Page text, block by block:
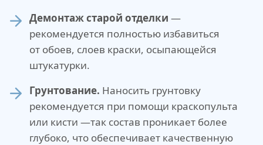
Демонтаж старой отделки —
рекомендуется полностью избавиться
от обоев, слоев краски, осыпающейся
штукатурки.
Грунтование. Наносить грунтовку
рекомендуется при помощи краскопульта
или кисти —так состав проникает более
глубоко, что обеспечивает качественную